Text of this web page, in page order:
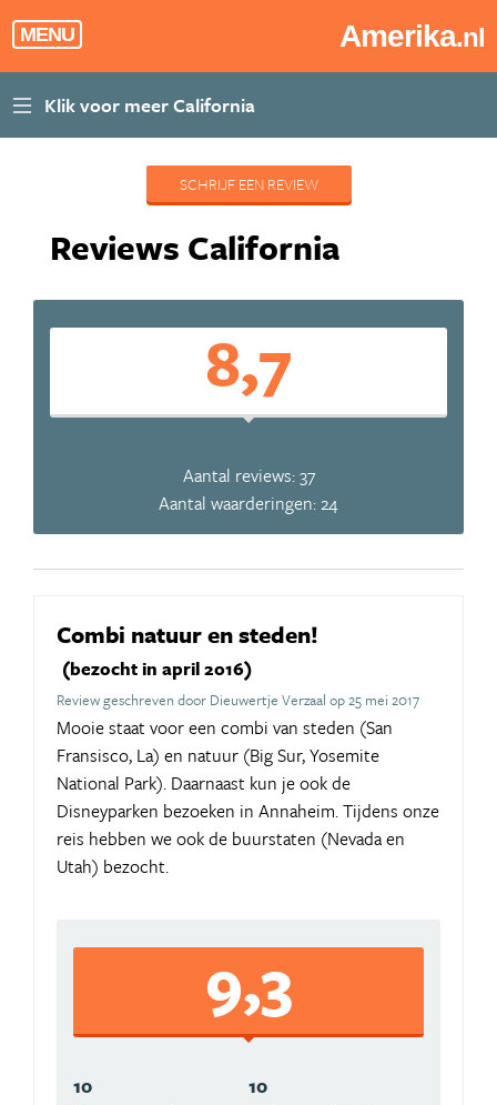
MENU Amerika.nl
SCHRIJF EEN REVIEW
Reviews California
8,7
Aantal reviews: 37
Aantal waarderingen: 24
Combi natuur en steden!
(bezocht in april 2016)
Review geschreven door Dieuwertje Verzaal op 25 mei 2017
Mooie staat voor een combi van steden (San
Fransisco, La) en natuur (Big Sur, Yosemite
National Park). Daarnaast kun je ook de
Disneyparken bezoeken in Annaheim. Tijdens onze
reis hebben we ook de buurstaten (Nevada en
Utah) bezocht.
9,3
10 10